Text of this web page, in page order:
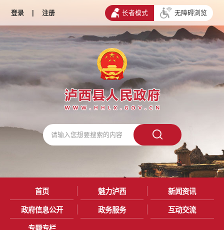
登录 | 注册 长者模式 无障碍浏览
首页 魅力泸西 新闻资讯
政府信息公开 政务服务 互动交流